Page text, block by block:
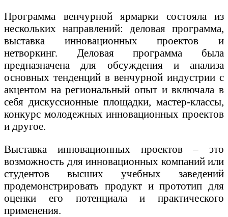
Программа венчурной ярмарки состояла из
нескольких направлений: деловая программа,
выставка инновационных проектов и
нетворкинг. Деловая программа была
предназначена для обсуждения и анализа
основных тенденций в венчурной индустрии с
акцентом на региональный опыт и включала в
себя дискуссионные площадки, мастер-классы,
конкурс молодежных инновационных проектов
и другое.
Выставка инновационных проектов – это
возможность для инновационных компаний или
студентов высших учебных заведений
продемонстрировать продукт и прототип для
оценки его потенциала и практического
применения.